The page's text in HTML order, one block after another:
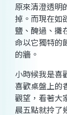
原來清澄透明
掉。而現在如
鹽、醃過、攤
命以它獨特的
的牆。
小時候我是喜
喜歡桌盤上的
觀望，看著大
晨五點就拎了